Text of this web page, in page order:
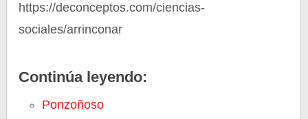
https://deconceptos.com/ciencias-
sociales/arrinconar
Continúa leyendo:
Ponzoñoso